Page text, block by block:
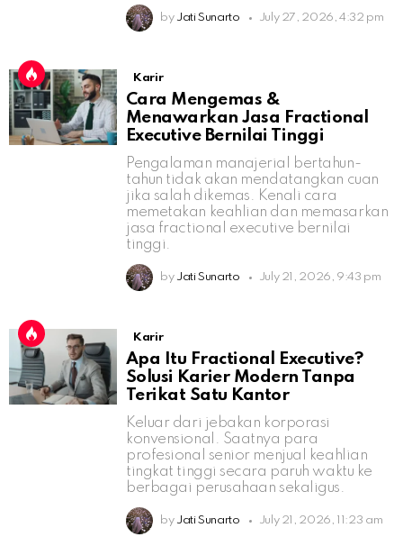
by Jati Sunarto July 27, 2026, 4:32 pm
Karir
Cara Mengemas &
Menawarkan Jasa Fractional
Executive Bernilai Tinggi
Pengalaman manajerial bertahun-
tahun tidak akan mendatangkan cuan
jika salah dikemas. Kenali cara
memetakan keahlian dan memasarkan
jasa fractional executive bernilai
tinggi.
by Jati Sunarto July 21, 2026, 9:43 pm
Karir
Apa Itu Fractional Executive?
Solusi Karier Modern Tanpa
Terikat Satu Kantor
Keluar dari jebakan korporasi
konvensional. Saatnya para
profesional senior menjual keahlian
tingkat tinggi secara paruh waktu ke
berbagai perusahaan sekaligus.
by Jati Sunarto July 21, 2026, 11:23 am